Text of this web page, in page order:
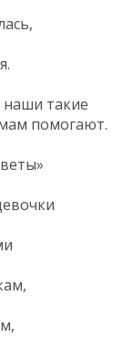
такие
помогают.